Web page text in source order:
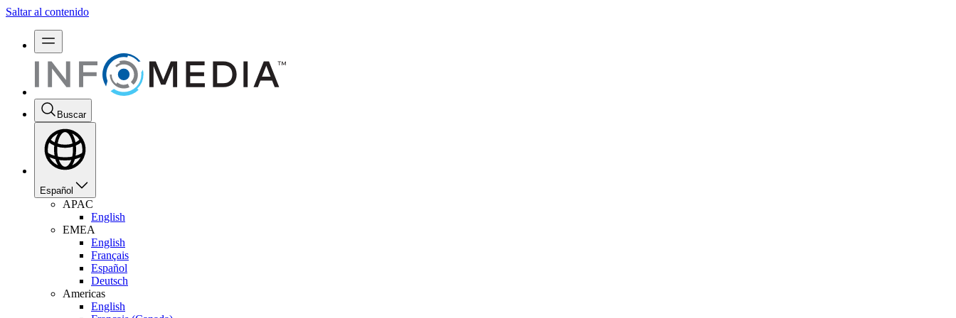
Saltar al contenido
Buscar
Español
APAC
English
EMEA
English
Français
Español
Deutsch
Americas
English